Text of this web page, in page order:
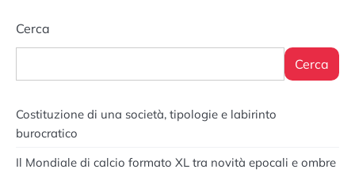
Cerca
Cerca
Costituzione di una società, tipologie e labirinto
burocratico
Il Mondiale di calcio formato XL tra novità epocali e ombre